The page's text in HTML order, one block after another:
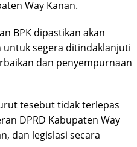
Way Kanan.
BPK dipastikan akan
untuk segera ditindaklanjuti
dan penyempurnaan
tesebut tidak terlepas
DPRD Kabupaten Way
dan legislasi secara